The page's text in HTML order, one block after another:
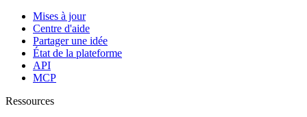
Mises à jour
Centre d'aide
Partager une idée
État de la plateforme
API
MCP
Ressources